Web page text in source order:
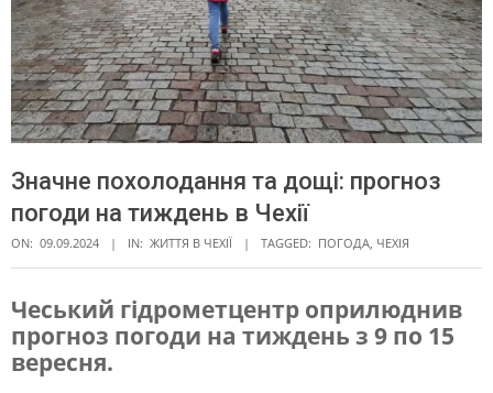
Значне похолодання та дощі: прогноз
погоди на тиждень в Чехії
ON: 09.09.2024 IN: ЖИТТЯ В ЧЕXІЇ TAGGED: ПОГОДА, ЧЕХІЯ
З
н
Чеський гідрометцентр оприлюднив
прогноз погоди на тиждень з 9 по 15
вересня.